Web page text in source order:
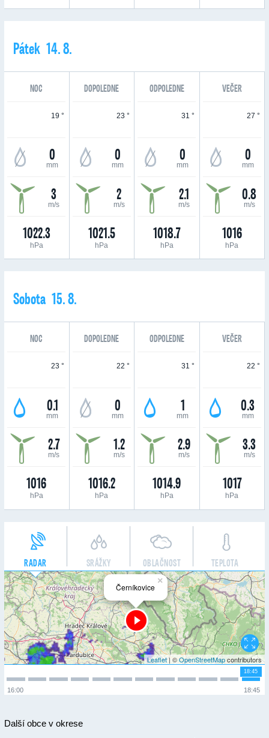
Pátek 14. 8.
NOC DOPOLEDNE ODPOLEDNE VEČER
19 °
0
mm
3
m/s
1022.3
hPa
23 °
0
mm
2
m/s
1021.5
hPa
31 °
0
mm
2.1
m/s
1018.7
hPa
27 °
0
mm
0.8
m/s
1016
hPa
Sobota 15. 8.
NOC DOPOLEDNE ODPOLEDNE VEČER
23 °
0.1
mm
2.7
m/s
1016
hPa
22 °
0
mm
1.2
m/s
1016.2
hPa
31 °
1
mm
2.9
m/s
1014.9
hPa
22 °
0.3
mm
3.3
m/s
1017
hPa
RADAR SRÁŽKY OBLAČNOST TEPLOTA
×
Černíkovice
Leaflet| ©OpenStreetMapcontributors
18:45
18:45
16:00
Další obce v okrese